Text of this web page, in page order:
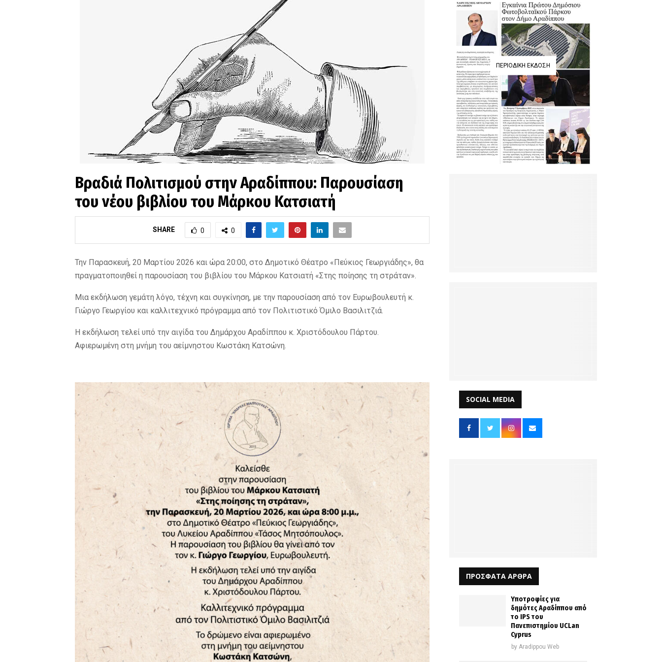
Βραδιά Πολιτισμού στην Αραδίππου: Παρουσίαση
του νέου βιβλίου του Μάρκου Κατσιατή
SHARE 0 0
Την Παρασκευή, 20 Μαρτίου 2026 και ώρα 20:00, στο Δημοτικό Θέατρο «Πεύκιος Γεωργιάδης», θα
πραγματοποιηθεί η παρουσίαση του βιβλίου του Μάρκου Κατσιατή «Στης ποίησης τη στράταν».
Μια εκδήλωση γεμάτη λόγο, τέχνη και συγκίνηση, με την παρουσίαση από τον Ευρωβουλευτή κ.
Γιώργο Γεωργίου και καλλιτεχνικό πρόγραμμα από τον Πολιτιστικό Όμιλο Βασιλιτζιά.
Η εκδήλωση τελεί υπό την αιγίδα του Δημάρχου Αραδίππου κ. Χριστόδουλου Πάρτου.
Αφιερωμένη στη μνήμη του αείμνηστου Κωστάκη Κατσώνη.
ΠΕΡΙΟΔΙΚΉ ΈΚΔΟΣΗ
SOCIAL MEDIA
ΠΡΟΣΦΑΤΑ ΑΡΘΡΑ
Υποτροφίες για
δημότες Αραδίππου από
το IPS του
Πανεπιστημίου UCLan
Cyprus
by Aradippou Web